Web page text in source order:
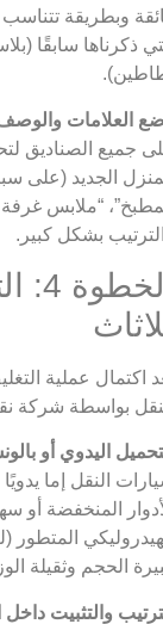
وبطريقة تتناسب
ذكرناها سابقًا
العلامات
جميع الصناديق
الجديد (على
“ملابس غرفة
بشكل كبير.
اكتمال عملية
بواسطة شركة
اليدوي أو
النقل إما
المنخفضة أو
المتطور
الحجم وثقيلة
والتثبيت داخل